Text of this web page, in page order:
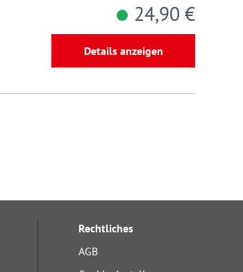
24,90 €
Details anzeigen
Rechtliches
AGB